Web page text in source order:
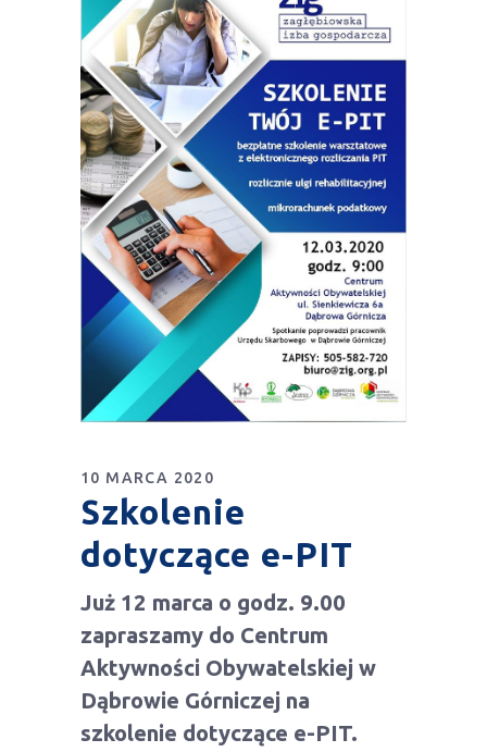
10 MARCA 2020
Szkolenie
dotyczące e-PIT
Już 12 marca o godz. 9.00
zapraszamy do Centrum
Aktywności Obywatelskiej w
Dąbrowie Górniczej na
szkolenie dotyczące e-PIT.